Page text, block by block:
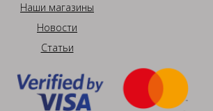
Наши магазины
Новости
Статьи